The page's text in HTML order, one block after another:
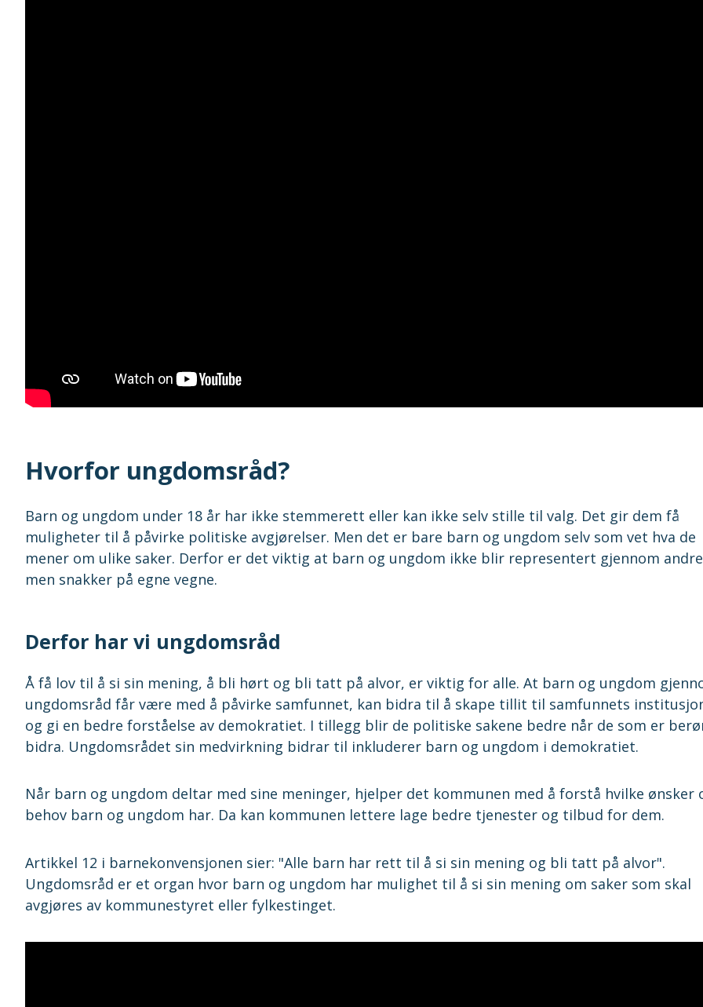
Hvorfor ungdomsråd?
Barn og ungdom under 18 år har ikke stemmerett eller kan ikke selv stille til valg. Det gir dem få
muligheter til å påvirke politiske avgjørelser. Men det er bare barn og ungdom selv som vet hva de
mener om ulike saker. Derfor er det viktig at barn og ungdom ikke blir representert gjennom
men snakker på egne vegne.
Derfor har vi ungdomsråd
Å få lov til å si sin mening, å bli hørt og bli tatt på alvor, er viktig for alle. At barn og ungdom
ungdomsråd får være med å påvirke samfunnet, kan bidra til å skape tillit til samfunnets
og gi en bedre forståelse av demokratiet. I tillegg blir de politiske sakene bedre når de som er
bidra. Ungdomsrådet sin medvirkning bidrar til inkluderer barn og ungdom i demokratiet.
Når barn og ungdom deltar med sine meninger, hjelper det kommunen med å forstå hvilke ønsker
behov barn og ungdom har. Da kan kommunen lettere lage bedre tjenester og tilbud for dem.
Artikkel 12 i barnekonvensjonen sier: "Alle barn har rett til å si sin mening og bli tatt på alvor".
Ungdomsråd er et organ hvor barn og ungdom har mulighet til å si sin mening om saker som skal
avgjøres av kommunestyret eller fylkestinget.